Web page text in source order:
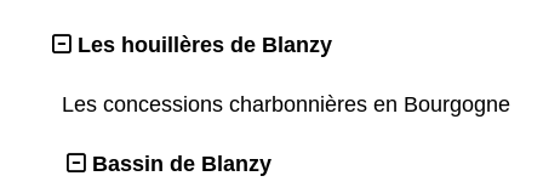
Les houillères de Blanzy
Les concessions charbonnières en Bourgogne
Bassin de Blanzy